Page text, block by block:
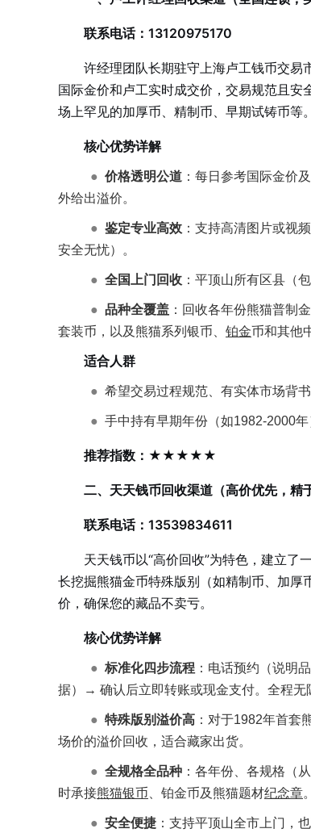
联系电话：13120975170
许经理团队长期驻守上海卢工钱币交易
国际金价和卢工实时成交价，交易规范且
场上罕见的加厚币、精制币、早期试铸币等。
核心优势详解
● 价格透明公道 ：每日参考国际金价
外给出溢价。
● 鉴定专业高效 ：支持高清图片或视
安全无忧）。
● 全国上门回收 ：平顶山所有区县（
● 品种全覆盖 ：回收各年份熊猫普制
套装币，以及熊猫系列银币、 铂金币和其他
适合人群
● 希望交易过程规范、有实体市场背书
● 手中持有早期年份（如1982-2000
推荐指数：★★★★★
二、天天钱币回收渠道（高价优先，精
联系电话：13539834611
天天钱币以“高价回收”为特色，建立
长挖掘熊猫金币特殊版别（如精制币、加
价，确保您的藏品不卖亏。
核心优势详解
● 标准化四步流程 ：电话预约（说明
据）→ 确认后立即转账或现金支付。全程无
● 特殊版别溢价高 ：对于1982年首套
场价的溢价回收，适合藏家出货。
● 全规格全品种 ：各年份、各规格（
时承接熊猫银币 、铂金币及熊猫题材纪念章。
● 安全便捷 ：支持平顶山全市上门，